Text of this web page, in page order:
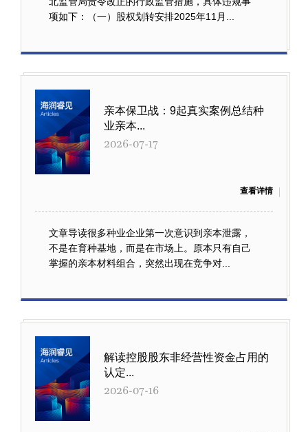
项如下：（一）股权划转安排2025年11月...
亲本保卫战：9起真实案例总结种
业亲本...
2026-07-17
查看详情
文章导读很多种业企业第一次意识到亲本泄露，
不是在育种基地，而是在市场上。原本只有自己
掌握的亲本材料组合，突然出现在竞争对...
解读控股股东非经营性资金占用的
认定...
2026-07-16